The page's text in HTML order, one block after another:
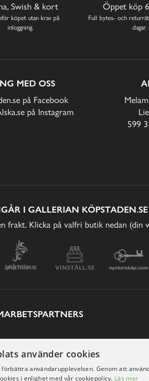
Swish & kort
köpet utan krav på
inloggning.
Öppet köp
Full bytes- och
dagar.
MED OSS
på Facebook
på Instagram
599
I GALLERIAN KÖPSTADEN.SE
frakt. Klicka på valfri butik nedan
använder cookies
användarupplevelsen. Genom att
i enlighet med vår cookiepolicy. Läs mer